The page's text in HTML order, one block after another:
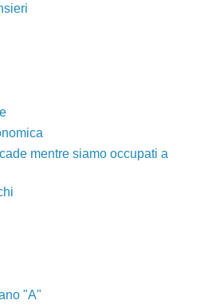
mentre siamo occupati a
"A"